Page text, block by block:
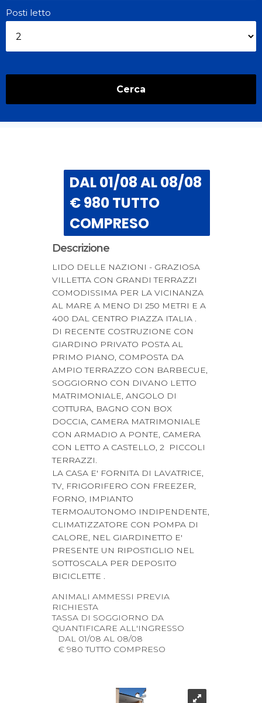
Posti letto
Cerca
DAL 01/08 AL 08/08
€ 980 TUTTO
COMPRESO
Descrizione
LIDO DELLE NAZIONI - GRAZIOSA
VILLETTA CON GRANDI TERRAZZI
COMODISSIMA PER LA VICINANZA
AL MARE A MENO DI 250 METRI E A
400 DAL CENTRO PIAZZA ITALIA .
DI RECENTE COSTRUZIONE CON
GIARDINO PRIVATO POSTA AL
PRIMO PIANO, COMPOSTA DA
AMPIO TERRAZZO CON BARBECUE,
SOGGIORNO CON DIVANO LETTO
MATRIMONIALE, ANGOLO DI
COTTURA, BAGNO CON BOX
DOCCIA, CAMERA MATRIMONIALE
CON ARMADIO A PONTE, CAMERA
CON LETTO A CASTELLO, 2 PICCOLI
TERRAZZI.
LA CASA E' FORNITA DI LAVATRICE,
TV, FRIGORIFERO CON FREEZER,
FORNO, IMPIANTO
TERMOAUTONOMO INDIPENDENTE,
CLIMATIZZATORE CON POMPA DI
CALORE, NEL GIARDINETTO E'
PRESENTE UN RIPOSTIGLIO NEL
SOTTOSCALA PER DEPOSITO
BICICLETTE .
ANIMALI AMMESSI PREVIA
RICHIESTA
TASSA DI SOGGIORNO DA
QUANTIFICARE ALL'INGRESSO
DAL 01/08 AL 08/08
€ 980 TUTTO COMPRESO